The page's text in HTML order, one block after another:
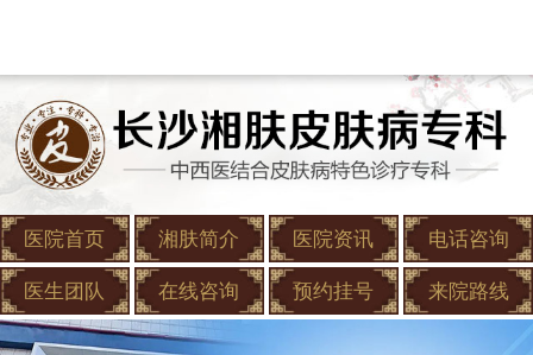
医院首页 湘肤简介 医院资讯 电话咨询
医生团队 在线咨询 预约挂号 来院路线